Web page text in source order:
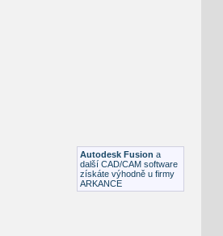
Plastové součásti
Autodesk Fusion a
další CAD/CAM software
získáte výhodně u firmy
ARKANCE